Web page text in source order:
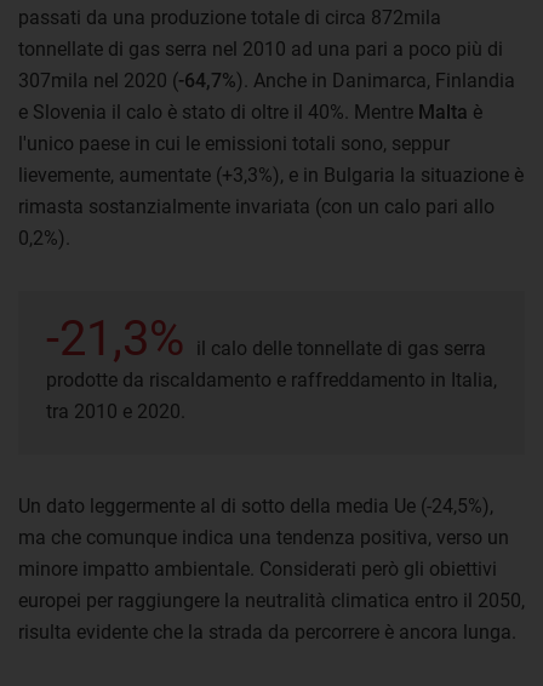
passati da una produzione totale di circa 872mila
tonnellate di gas serra nel 2010 ad una pari a poco più di
307mila nel 2020 (-64,7%). Anche in Danimarca, Finlandia
e Slovenia il calo è stato di oltre il 40%. Mentre Malta è
l'unico paese in cui le emissioni totali sono, seppur
lievemente, aumentate (+3,3%), e in Bulgaria la situazione è
rimasta sostanzialmente invariata (con un calo pari allo
0,2%).
-21,3%
il calo delle tonnellate di gas serra
prodotte da riscaldamento e raffreddamento in Italia,
tra 2010 e 2020.
Un dato leggermente al di sotto della media Ue (-24,5%),
ma che comunque indica una tendenza positiva, verso un
minore impatto ambientale. Considerati però gli obiettivi
europei per raggiungere la neutralità climatica entro il 2050,
risulta evidente che la strada da percorrere è ancora lunga.